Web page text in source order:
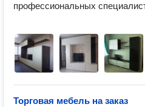
профессиональных
Торговая мебель на заказ